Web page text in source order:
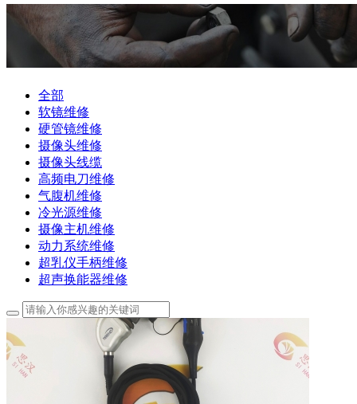
全部
软镜维修
硬管镜维修
摄像头维修
摄像头线缆
高频电刀维修
气腹机维修
冷光源维修
摄像主机维修
动力系统维修
超乳仪手柄维修
超声换能器维修